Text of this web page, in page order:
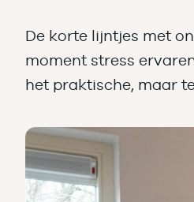
De korte lijntjes met
moment stress
het praktische, maar